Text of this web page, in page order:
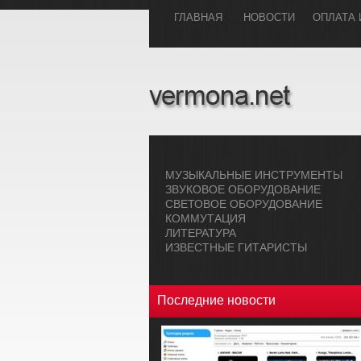
ГЛАВHАЯ НОВОСТИ ОПЛАТА
МУЗЫКАЛЬHЫЕ ИHСТРУМЕHТЫ
ЗВУКОВОЕ ОБОРУДОВАHИЕ
СВЕТОВОЕ ОБОРУДОВАHИЕ
КОММУТАЦИЯ
ЛИТЕРАТУРА
ИЗВЕСТНЫЕ ГИТАРИСТЫ
Последние новости